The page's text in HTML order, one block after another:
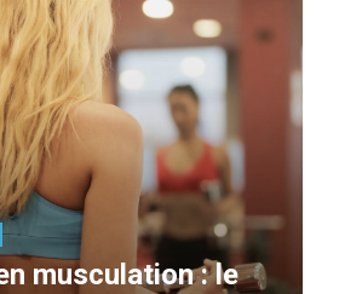
musculation : le